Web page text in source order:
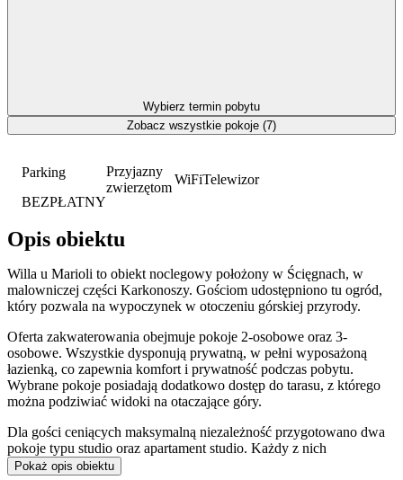
Parking
BEZPŁATNY
Przyjazny
zwierzętom
WiFiTelewizor
Opis obiektu
Willa u Marioli to obiekt noclegowy położony w Ścięgnach, w
malowniczej części Karkonoszy. Gościom udostępniono tu ogród,
który pozwala na wypoczynek w otoczeniu górskiej przyrody.
Oferta zakwaterowania obejmuje pokoje 2-osobowe oraz 3-
osobowe. Wszystkie dysponują prywatną, w pełni wyposażoną
łazienką, co zapewnia komfort i prywatność podczas pobytu.
Wybrane pokoje posiadają dodatkowo dostęp do tarasu, z którego
można podziwiać widoki na otaczające góry.
Dla gości ceniących maksymalną niezależność przygotowano dwa
pokoje typu studio oraz apartament studio. Każdy z nich
wyposażony jest w
Pokaż opis obiektu
Wybierz termin pobytu
Zobacz wszystkie pokoje (7)